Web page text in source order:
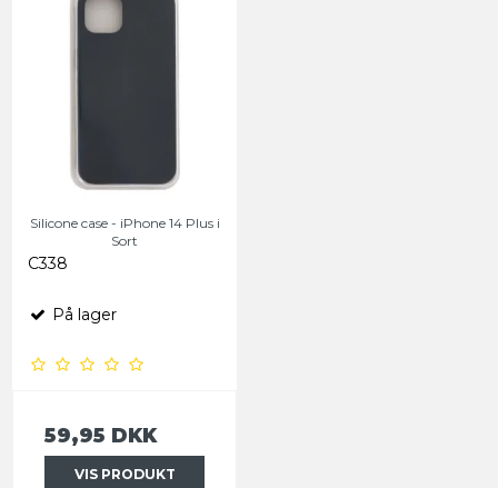
Silicone case - iPhone 14 Plus i
Sort
C338
På lager
59,95 DKK
VIS PRODUKT